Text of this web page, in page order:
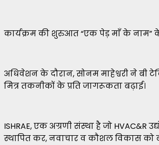
कार्यक्रम की शुरुआत “एक पेड़ माँ के नाम”
अधिवेशन के दौरान, सोनम माहेश्वरी ने बी
मित्र तकनीकों के प्रति जागरूकता बढ़ाई।
ISHRAE, एक अग्रणी संस्था है जो
स्थापित कर, नवाचार व कौशल विकास को